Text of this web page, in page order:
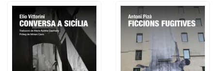
Focus
Entrevistes
Actualitat
El llibre de la setmana
Mirador